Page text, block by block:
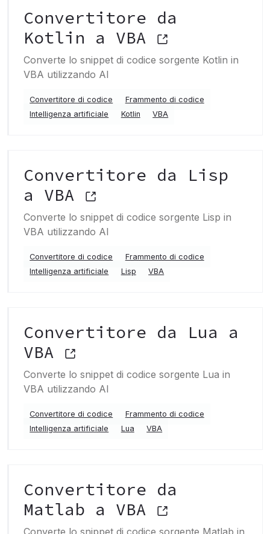
Convertitore da
Kotlin a VBA
Converte lo snippet di codice sorgente Kotlin in
VBA utilizzando AI
Convertitore di codice
Frammento di codice
Intelligenza artificiale
Kotlin VBA
Convertitore da Lisp
a VBA
Converte lo snippet di codice sorgente Lisp in
VBA utilizzando AI
Convertitore di codice
Frammento di codice
Intelligenza artificiale
Lisp VBA
Convertitore da Lua a
VBA
Converte lo snippet di codice sorgente Lua in
VBA utilizzando AI
Convertitore di codice
Frammento di codice
Intelligenza artificiale
Lua VBA
Convertitore da
Matlab a VBA
Converte lo snippet di codice sorgente Matlab in